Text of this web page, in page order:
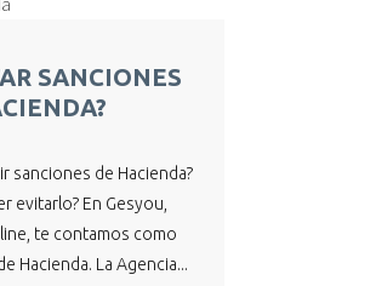
SANCIONES
sanciones de Hacienda?
evitarlo? En Gesyou,
te contamos como
Hacienda. La Agencia...